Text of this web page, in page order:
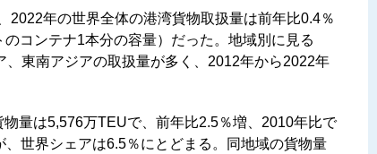
2022年の世界全体の港湾貨物取扱量は前年比0.4％
コンテナ1本分の容量）だった。地域別に見る
東南アジアの取扱量が多く、2012年から2022年
量は5,576万TEUで、前年比2.5％増、2010年比で
世界シェアは6.5％にとどまる。同地域の貨物量